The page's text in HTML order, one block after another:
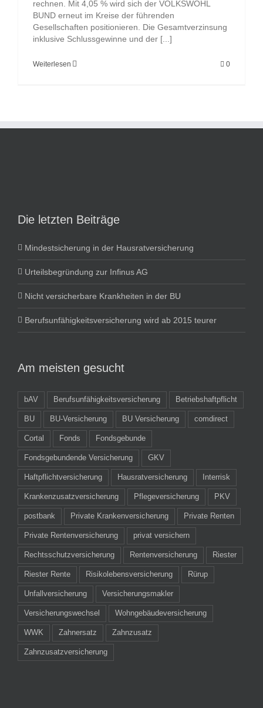
rechnen. Mit 4,05 % wird sich der VOLKSWOHL
BUND erneut im Kreise der führenden
Gesellschaften positionieren. Die Gesamtverzinsung
inklusive Schlussgewinne und der [...]
Weiterlesen 0
Die letzten Beiträge
Mindestsicherung in der Hausratversicherung
Urteilsbegründung zur Infinus AG
Nicht versicherbare Krankheiten in der BU
Berufsunfähigkeitsversicherung wird ab 2015 teurer
Am meisten gesucht
bAV Berufsunfähigkeitsversicherung Betriebshaftpflicht
BU BU-Versicherung BU Versicherung comdirect
Cortal Fonds Fondsgebunde
Fondsgebundende Versicherung GKV
Haftpflichtversicherung Hausratversicherung Interrisk
Krankenzusatzversicherung Pflegeversicherung PKV
postbank Private Krankenversicherung Private Renten
Private Rentenversicherung privat versichern
Rechtsschutzversicherung Rentenversicherung Riester
Riester Rente Risikolebensversicherung Rürup
Unfallversicherung Versicherungsmakler
Versicherungswechsel Wohngebäudeversicherung
WWK Zahnersatz Zahnzusatz
Zahnzusatzversicherung